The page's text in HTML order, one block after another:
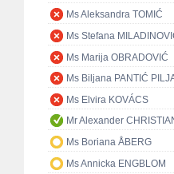
Ms Aleksandra TOMIĆ
Ms Stefana
Ms Marija OBRADOVIĆ
Ms Biljana PANTIĆ
Ms Elvira KOVÁCS
Mr Alexander
Ms Boriana ÅBERG
Ms Annicka ENGBLOM